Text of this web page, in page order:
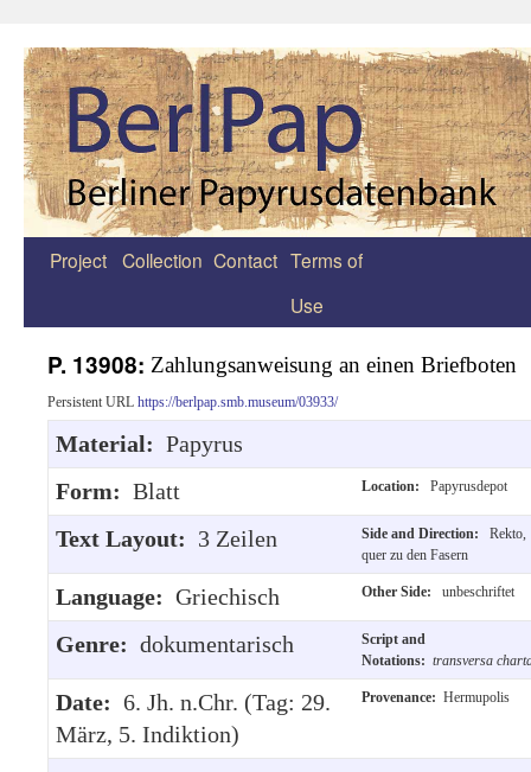
Zum
Project Collection Contact Terms of
Use
P. 13908: Zahlungsanweisung an einen Briefboten
Persistent URL https://berlpap.smb.museum/03933/
Material: Papyrus
Form: Blatt Location: Papyrusdepot
Text Layout: 3 Zeilen Side and Direction:
Rekto,
quer zu den Fasern
Language: Griechisch Other Side: unbeschriftet
Genre: dokumentarisch
Script and
Notations: transversa
Date: 6. Jh. n.Chr. (Tag: 29.
März, 5. Indiktion)
Provenance: Hermupolis